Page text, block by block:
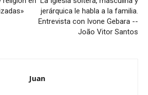
jerárquica le habla a la familia.
Entrevista con Ivone Gebara --
João Vitor Santos
Juan